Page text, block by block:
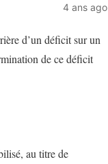
4 ans ago
d’un déficit sur un
de ce déficit
au titre de